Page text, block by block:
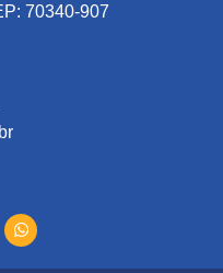
70340-907